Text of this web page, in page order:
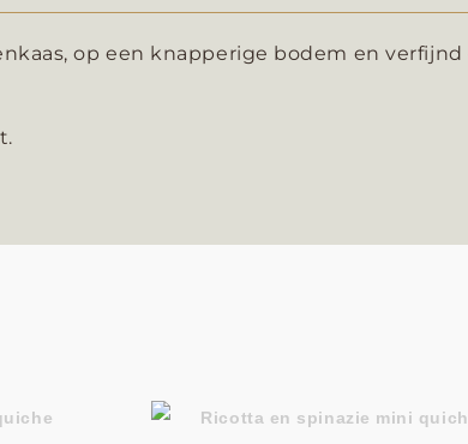
op een knapperige bodem en